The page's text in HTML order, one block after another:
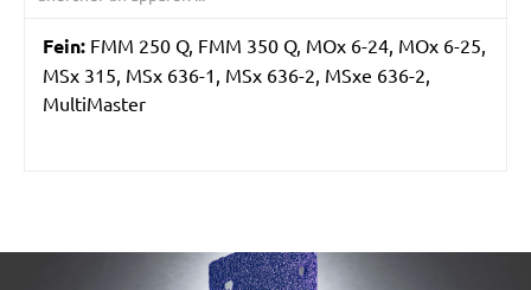
Fein: FMM 250 Q, FMM 350 Q, MOx 6-24, MOx 6-25,
MSx 315, MSx 636-1, MSx 636-2, MSxe 636-2,
MultiMaster
/marketing/parallax/menzer/parallax_logos/